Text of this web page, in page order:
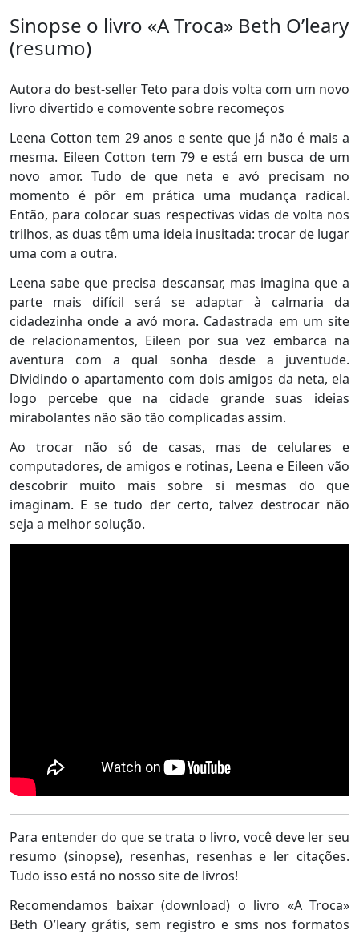
Sinopse o livro «A Troca» Beth O’leary
(resumo)
Autora do best-seller Teto para dois volta com um novo
livro divertido e comovente sobre recomeços
Leena Cotton tem 29 anos e sente que já não é mais a
mesma. Eileen Cotton tem 79 e está em busca de um
novo amor. Tudo de que neta e avó precisam no
momento é pôr em prática uma mudança radical.
Então, para colocar suas respectivas vidas de volta nos
trilhos, as duas têm uma ideia inusitada: trocar de lugar
uma com a outra.
Leena sabe que precisa descansar, mas imagina que a
parte mais difícil será se adaptar à calmaria da
cidadezinha onde a avó mora. Cadastrada em um site
de relacionamentos, Eileen por sua vez embarca na
aventura com a qual sonha desde a juventude.
Dividindo o apartamento com dois amigos da neta, ela
logo percebe que na cidade grande suas ideias
mirabolantes não são tão complicadas assim.
Ao trocar não só de casas, mas de celulares e
computadores, de amigos e rotinas, Leena e Eileen vão
descobrir muito mais sobre si mesmas do que
imaginam. E se tudo der certo, talvez destrocar não
seja a melhor solução.
Para entender do que se trata o livro, você deve ler seu
resumo (sinopse), resenhas, resenhas e ler citações.
Tudo isso está no nosso site de livros!
Recomendamos baixar (download) o livro «A Troca»
Beth O’leary grátis, sem registro e sms nos formatos